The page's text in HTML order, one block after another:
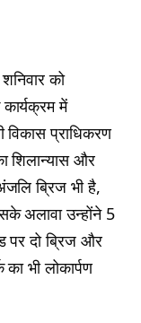
को
में
विकास प्राधिकरण
शिलान्यास और
ब्रिज भी है,
अलावा उन्होंने 5
पर दो ब्रिज और
का भी लोकार्पण